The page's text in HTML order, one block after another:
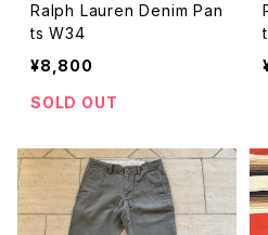
Ralph Lauren Denim Pan
ts W34
¥8,800
SOLD OUT
t